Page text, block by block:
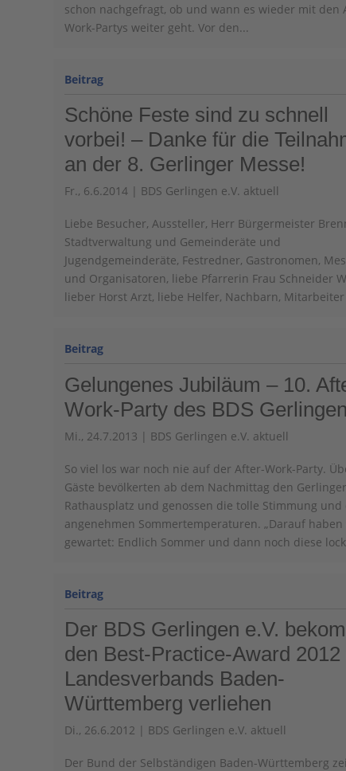
schon nachgefragt, ob und wann es wieder mit den
Work-Partys weiter geht. Vor den...
Schöne Feste sind zu schnell
vorbei! – Danke für die
an der 8. Gerlinger Messe!
Fr., 6.6.2014 | BDS Gerlingen e.V. aktuell
Liebe Besucher, Aussteller, Herr Bürgermeister
Stadtverwaltung und Gemeinderäte und
Jugendgemeinderäte, Festredner, Gastronomen,
und Organisatoren, liebe Pfarrerin Frau Schneider
lieber Horst Arzt, liebe Helfer, Nachbarn, Mitarbeiter
Gelungenes Jubiläum – 10.
Work-Party des BDS Gerlingen
Mi., 24.7.2013 | BDS Gerlingen e.V. aktuell
So viel los war noch nie auf der After-Work-Party.
Gäste bevölkerten ab dem Nachmittag den Gerlinger
Rathausplatz und genossen die tolle Stimmung und
angenehmen Sommertemperaturen. „Darauf haben
gewartet: Endlich Sommer und dann noch diese
Der BDS Gerlingen e.V.
den Best-Practice-Award 2012
Landesverbands Baden-
Württemberg verliehen
Di., 26.6.2012 | BDS Gerlingen e.V. aktuell
Der Bund der Selbständigen Baden-Württemberg